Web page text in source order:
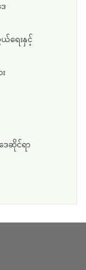
ရေးနှင့်
ေဆိုင်ရာ